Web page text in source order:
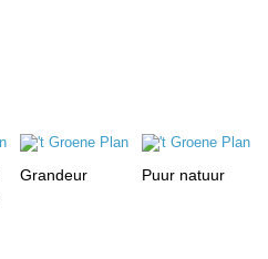
Grandeur Puur natuur